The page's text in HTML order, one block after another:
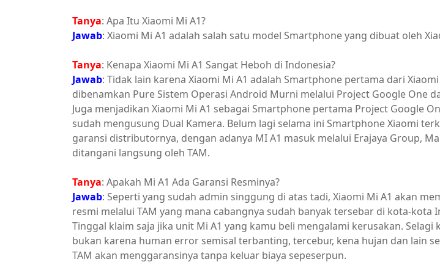
Tanya: Apa Itu Xiaomi Mi A1?
Jawab: Xiaomi Mi A1 adalah salah satu model Smartphone yang dibuat oleh
Tanya: Kenapa Xiaomi Mi A1 Sangat Heboh di Indonesia?
Jawab: Tidak lain karena Xiaomi Mi A1 adalah Smartphone pertama dari
dibenamkan Pure Sistem Operasi Android Murni melalui Project Google One
Juga menjadikan Xiaomi Mi A1 sebagai Smartphone pertama Project Google
sudah mengusung Dual Kamera. Belum lagi selama ini Smartphone Xiaomi
garansi distributornya, dengan adanya MI A1 masuk melalui Erajaya Group,
ditangani langsung oleh TAM.
Tanya: Apakah Mi A1 Ada Garansi Resminya?
Jawab: Seperti yang sudah admin singgung di atas tadi, Xiaomi Mi A1 akan
resmi melalui TAM yang mana cabangnya sudah banyak tersebar di kota-kota
Tinggal klaim saja jika unit Mi A1 yang kamu beli mengalami kerusakan. Selagi
bukan karena human error semisal terbanting, tercebur, kena hujan dan lain
TAM akan menggaransinya tanpa keluar biaya sepeserpun.